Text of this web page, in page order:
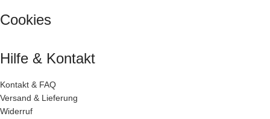
Cookies
Hilfe & Kontakt
Kontakt & FAQ
Versand & Lieferung
Widerruf